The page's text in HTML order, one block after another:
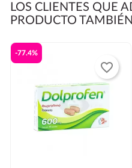
LOS CLIENTES QUE
PRODUCTO
-77.4%
favorite_border